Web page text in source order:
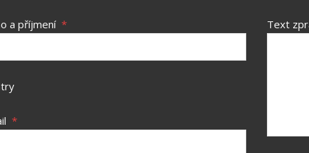
a příjmení *
*
Text